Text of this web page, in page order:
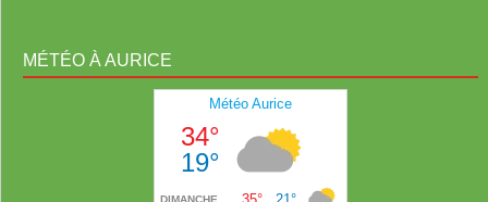
MÉTÉO À AURICE